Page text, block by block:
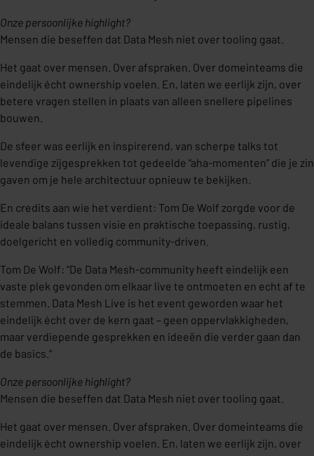
Onze persoonlijke highlight?
Mensen die beseffen dat Data Mesh niet over tooling gaat.
Het gaat over mensen. Over afspraken. Over domeinteams die
eindelijk écht ownership voelen. En, laten we eerlijk zijn, over
betere vragen stellen in plaats van alleen snellere pipelines
bouwen.
De sfeer was eerlijk en inspirerend, van scherpe talks tot
levendige zijgesprekken tot gedeelde “aha-momenten” die je zin
gaven om je hele architectuur opnieuw te bekijken.
En credits aan wie het verdient: Tom De Wolf zorgde voor de
ideale balans tussen visie en praktische toepassing, rustig,
doelgericht en volledig community-driven.
Tom De Wolf: “De Data Mesh-community heeft eindelijk een
vaste plek gevonden om elkaar live te ontmoeten en echt af te
stemmen. Data Mesh Live is het event geworden waar het
eindelijk écht over de kern gaat – geen oppervlakkigheden,
maar verdiepende gesprekken en ideeën die verder gaan dan
de basics.”
Onze persoonlijke highlight?
Mensen die beseffen dat Data Mesh niet over tooling gaat.
Het gaat over mensen. Over afspraken. Over domeinteams die
eindelijk écht ownership voelen. En, laten we eerlijk zijn, over